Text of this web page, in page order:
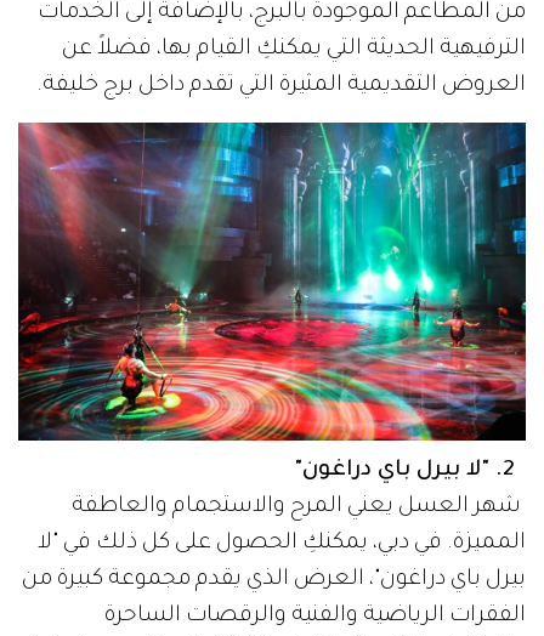
من المطاعم الموجودة بالبرج، بالإضافة إلى الخدمات
الترفيهية الحديثة التي يمكنكِ القيام بها، فضلاً عن
العروض التقديمية المثيرة التي تقدم داخل برج خليفة.
شهر العسل يعني المرح والاستجمام والعاطفة
المميزة. في دبي، يمكنكِ الحصول على كل ذلك في "لا
بيرل باي دراغون"، العرض الذي يقدم مجموعة كبيرة من
الفقرات الرياضية والفنية والرقصات الساحرة